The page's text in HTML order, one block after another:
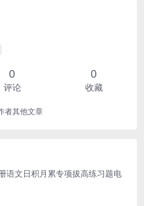
0
评论
0
收藏
者其他文章
语文日积月累专项拔高练习题电